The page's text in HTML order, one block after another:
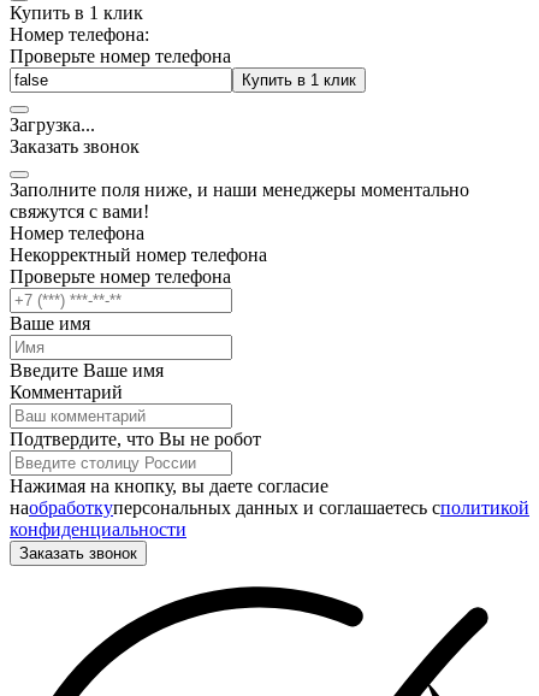
Купить в 1 клик
Номер телефона:
Проверьте номер телефона
Купить в 1 клик
Загрузка...
Заказать звонок
Заполните поля ниже, и наши менеджеры моментально
свяжутся с вами!
Номер телефона
Некорректный номер телефона
Проверьте номер телефона
Ваше имя
Введите Ваше имя
Комментарий
Подтвердите, что Вы не робот
Нажимая на кнопку, вы даете согласие
наобработкуперсональных данных и соглашаетесь cполитикой
конфиденциальности
Заказать звонок